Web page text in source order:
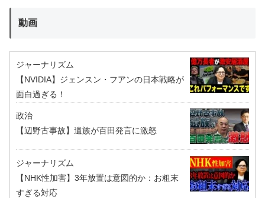
動画
ジャーナリズム
【NVIDIA】ジェンスン・フアンの日本戦略が
面白過ぎる！
政治
【辺野古事故】遺族が百田発言に激怒
ジャーナリズム
【NHK性加害】3年放置は意図的か：お粗末
すぎる対応